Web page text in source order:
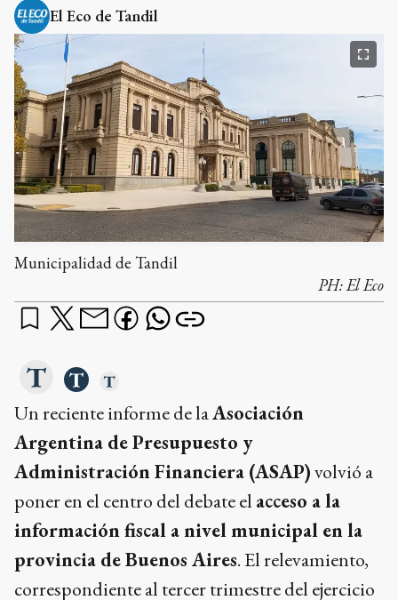
El Eco de Tandil
Municipalidad de Tandil
PH:El Eco
Un reciente informe de laAsociación
Argentina de Presupuesto y
Administración Financiera (ASAP)volvió a
poner en el centro del debate el acceso a la
información fiscal a nivel municipal en la
provincia de Buenos Aires. El relevamiento,
correspondiente al tercer trimestre del ejercicio